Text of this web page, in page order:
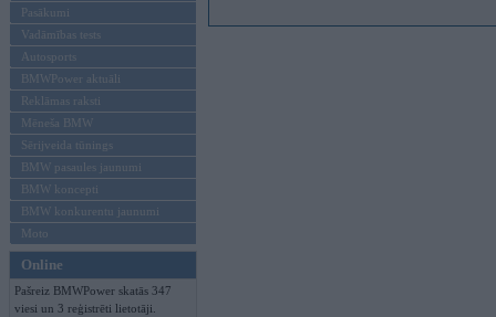
Pasākumi
Vadāmības tests
Autosports
BMWPower aktuāli
Reklāmas raksti
Mēneša BMW
Sērijveida tūnings
BMW pasaules jaunumi
BMW koncepti
BMW konkurentu jaunumi
Moto
Online
Pašreiz BMWPower skatās 347
viesi un 3 reģistrēti lietotāji.